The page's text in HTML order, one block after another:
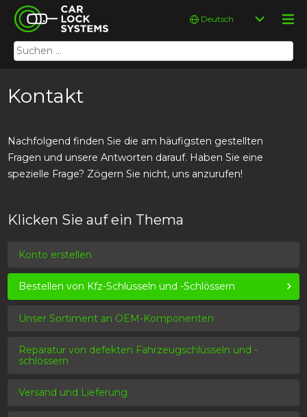
Skip
content
Car Lock Systems
Car Lock Systems
Suchen
nach:
Sprache
Kontakt
Nachfolgend finden Sie die am häufigsten gestellten
Fragen und unsere Antworten darauf. Haben Sie eine
spezielle Frage? Zögern Sie nicht, uns anzurufen!
Klicken Sie auf ein Thema
Konto erstellen
Bestellen von Kfz-Schlüsseln und -Schlössern
Unser Sortiment an OEM-Komponenten
Reparatur von defekten Fahrzeugschlüsseln und -
schlössern
Versand und Lieferung